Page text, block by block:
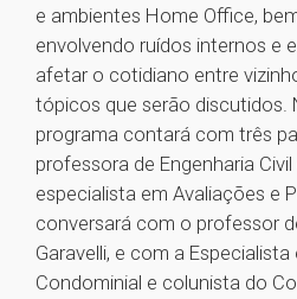
e ambientes Home Office,
envolvendo ruídos internos e
afetar o cotidiano entre
tópicos que serão discutidos.
programa contará com três
professora de Engenharia
especialista em Avaliações e
conversará com o professor
Garavelli, e com a
Condominial e colunista do